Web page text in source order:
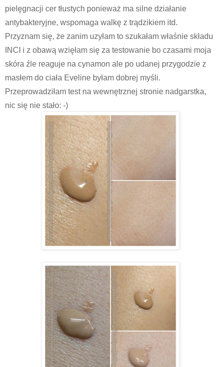
pielęgnacji cer tłustych ponieważ ma silne działanie
antybakteryjne, wspomaga walkę z trądzikiem itd.
Przyznam się, że zanim uzyłam to szukałam właśnie składu
INCI i z obawą wzięłam się za testowanie bo czasami moja
skóra źle reaguje na cynamon ale po udanej przygodzie z
masłem do ciała Eveline byłam dobrej myśli.
Przeprowadziłam test na wewnętrznej stronie nadgarstka,
nic się nie stało: -)